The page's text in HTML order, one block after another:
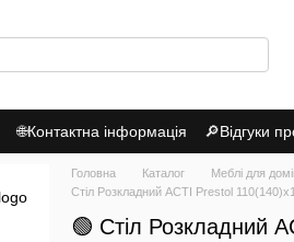
🌐Контактна інформація 🔎Відгуки
Головна Каталог Меблі для
Стіл Розкладний АСТІ Prestol
🟢 Стіл Розкладний